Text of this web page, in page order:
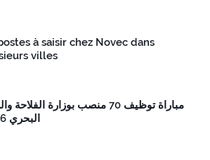
à saisir chez Novec dans
villes
مباراة توظيف 70 منصب بوزارة الفلاحة
البحري 2026